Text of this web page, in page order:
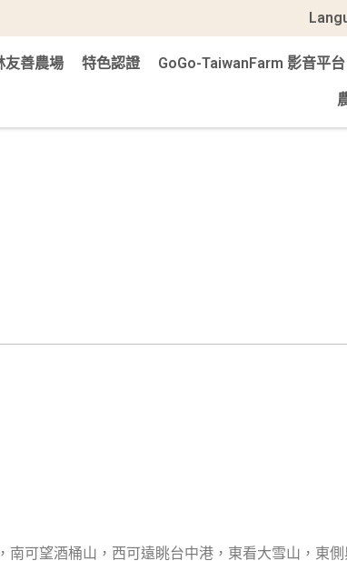
友善農場 特色認證 GoGo-TaiwanFarm 影音平台
南可望酒桶山，西可遠眺台中港，東看大雪山，東